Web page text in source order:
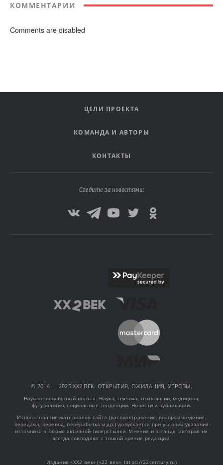
КОММЕНТАРИИ
Comments are disabled
ЦЕЛИ ПРОЕКТА
КОМАНДА И АВТОРЫ
КОНТАКТЫ
Следите за новостями:
© 2014 — 2025 XX2 ВЕК. ОТКРЫТИЯ, ОЖИДАНИЯ, УГРОЗЫ.
Научно-популярный портал. Наука, техника, технологии, медицина,
футурология, социальные тенденции. Новости и публикации.
Использование материалов сайта (распространение, воспроизведение,
передача, перевод, переработка и др.) допускается при условии указания
источника в форме активной гиперссылки. Мнения и взгляды авторов не
всегда совпадают с точкой зрения редакции.
Издание «XX2 век» («22 век», https://22century.ru)